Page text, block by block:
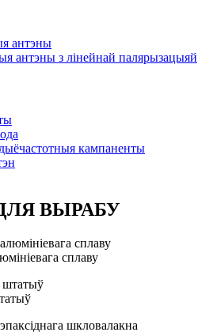
антэны
антэны з лінейнай палярызацыяй
кампаненты
ВЫРАБУ
сплаву